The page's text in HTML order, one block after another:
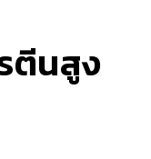
ตีนสูง